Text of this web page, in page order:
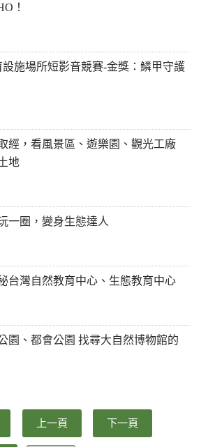
！
設施場所短影音競賽-金獎：鱗甲守護
經，看風景區、遊樂園、觀光工廠
地
一圈，變身生態達人
台灣自然教育中心、生態教育中心
園、都會公園 找尋大自然博物館的
上一頁 下一頁